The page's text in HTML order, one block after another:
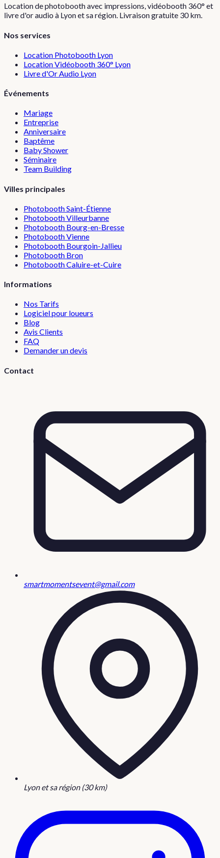
Location de photobooth avec impressions, vidéobooth 360° et
livre d'or audio à Lyon et sa région. Livraison gratuite 30 km.
Nos services
Location Photobooth Lyon
Location Vidéobooth 360° Lyon
Livre d'Or Audio Lyon
Événements
Mariage
Entreprise
Anniversaire
Baptême
Baby Shower
Séminaire
Team Building
Villes principales
PhotoboothSaint-Étienne
PhotoboothVilleurbanne
Photobooth Bourg-en-Bresse
PhotoboothVienne
Photobooth Bourgoin-Jallieu
Photobooth Bron
PhotoboothCaluire-et-Cuire
Informations
Nos Tarifs
Logiciel pour loueurs
Blog
Avis Clients
FAQ
Demander un devis
Contact
smartmomentsevent@gmail.com
Lyon et sa région (30 km)